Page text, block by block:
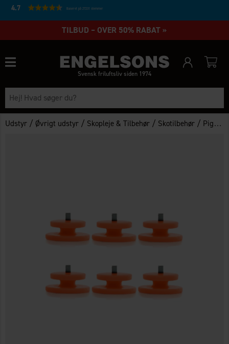
4.7 Baseret på 27231 stemmer
TILBUD – OVER 50% RABAT »
Svensk friluftsliv siden 1974
Udstyr / Øvrigt udstyr / Skopleje & Tilbehør / Skotilbehør / Pigge